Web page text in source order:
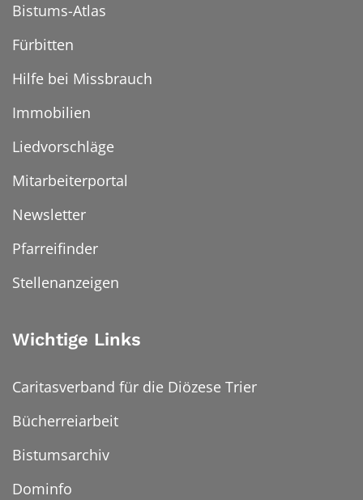
Bistums-Atlas
Fürbitten
Hilfe bei Missbrauch
Immobilien
Liedvorschläge
Mitarbeiterportal
Newsletter
Pfarreifinder
Stellenanzeigen
Wichtige Links
Caritasverband für die Diözese Trier
Bücherreiarbeit
Bistumsarchiv
Dominfo